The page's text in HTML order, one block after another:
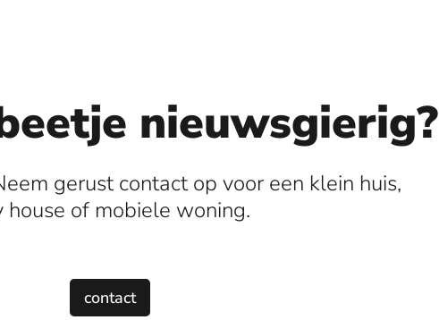
nieuwsgierig?
gerust contact op voor een klein huis,
house of mobiele woning.
contact